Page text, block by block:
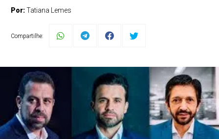
Por:Tatiana Lemes
Compartilhe: